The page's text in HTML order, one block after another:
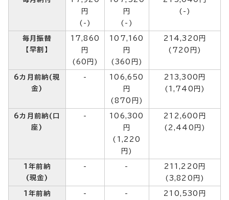
円
(-)
円
(-)
(-)
毎月振替
【早割】
17,860
円
(60円)
107,160
円
(360円)
214,320円
(720円)
6カ月前納(現
金)
-
106,650
円
(870円)
213,300円
(1,740円)
6カ月前納(口
座)
-
106,300
円
(1,220
円)
212,600円
(2,440円)
1年前納
(現金)
- -
211,220円
(3,820円)
1年前納
- -
210,530円